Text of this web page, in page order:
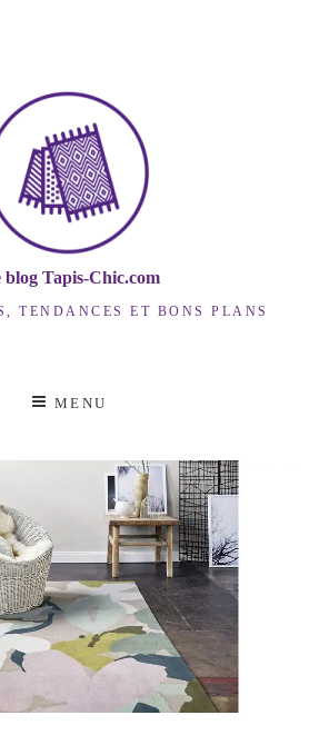
blog Tapis-Chic.com
TENDANCES ET BONS PLANS
MENU